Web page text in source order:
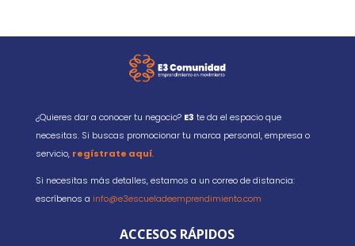
¿Quieres dar a conocer tu negocio? E3 te da el espacio que
necesitas. Si buscas promocionar tu marca personal, empresa o
servicio, regístrate aquí.
Si necesitas más detalles, estamos a un correo de distancia:
escríbenos a info@e3escueladeemprendimiento.com
ACCESOS RÁPIDOS